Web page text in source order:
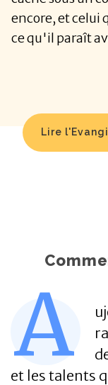
encore, et celui
ce qu'il paraît
Lire
A
et les talents